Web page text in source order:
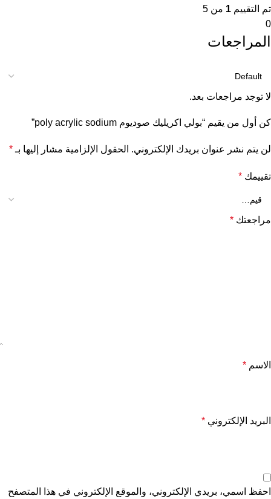
تم التقييم 1 من 5
0
المراجعات
لا توجد مراجعات بعد.
كن أول من يقيم “بولي اكريليك صوديوم poly acrylic sodium”
لن يتم نشر عنوان بريدك الإلكتروني. الحقول الإلزامية مشار إليها بـ *
تقييمك *
مراجعتك *
الاسم *
البريد الإلكتروني *
احفظ اسمي، بريدي الإلكتروني، والموقع الإلكتروني في هذا المتصفح